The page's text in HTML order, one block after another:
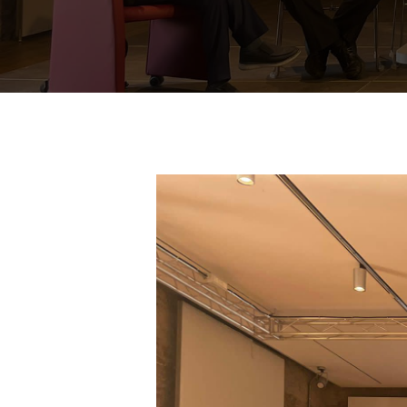
Premi invio per cercare oppure ESC per